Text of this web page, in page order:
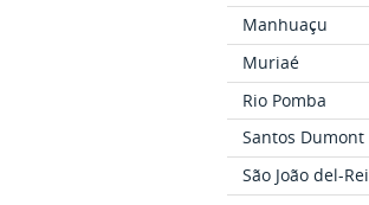
Manhuaçu
Muriaé
Rio Pomba
Santos Dumont
São João del-Rei